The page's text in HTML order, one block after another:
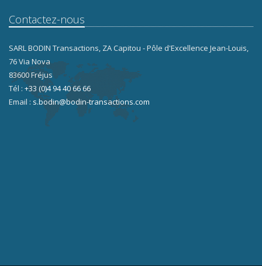
Contactez-nous
SARL BODIN Transactions, ZA Capitou - Pôle d'Excellence Jean-Louis,
76 Via Nova
83600 Fréjus
Tél : +33 (0)4 94 40 66 66
Email : s.bodin@bodin-transactions.com